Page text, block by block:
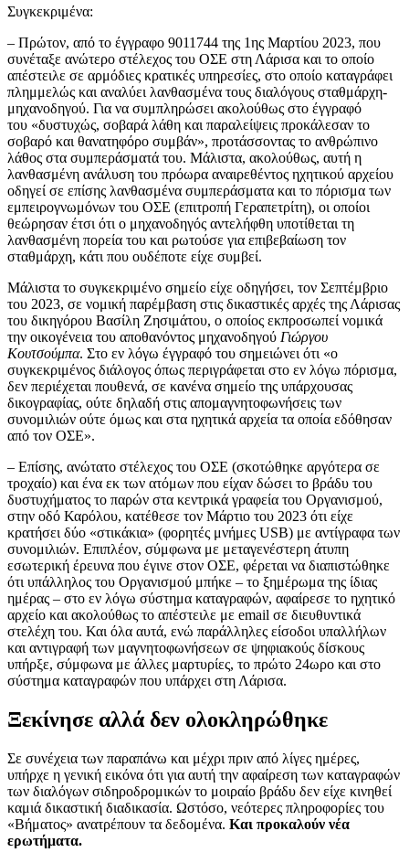
Συγκεκριμένα:
– Πρώτον, από το έγγραφο 9011744 της 1ης Μαρτίου 2023, που
συνέταξε ανώτερο στέλεχος του ΟΣΕ στη Λάρισα και το οποίο
απέστειλε σε αρμόδιες κρατικές υπηρεσίες, στο οποίο καταγράφει
πλημμελώς και αναλύει λανθασμένα τους διαλόγους σταθμάρχη-
μηχανοδηγού. Για να συμπληρώσει ακολούθως στο έγγραφό
του «δυστυχώς, σοβαρά λάθη και παραλείψεις προκάλεσαν το
σοβαρό και θανατηφόρο συμβάν», προτάσσοντας το ανθρώπινο
λάθος στα συμπεράσματά του. Μάλιστα, ακολούθως, αυτή η
λανθασμένη ανάλυση του πρόωρα αναιρεθέντος ηχητικού αρχείου
οδηγεί σε επίσης λανθασμένα συμπεράσματα και το πόρισμα των
εμπειρογνωμόνων του ΟΣΕ (επιτροπή Γεραπετρίτη), οι οποίοι
θεώρησαν έτσι ότι ο μηχανοδηγός αντελήφθη υποτίθεται τη
λανθασμένη πορεία του και ρωτούσε για επιβεβαίωση τον
σταθμάρχη, κάτι που ουδέποτε είχε συμβεί.
Μάλιστα το συγκεκριμένο σημείο είχε οδηγήσει, τον Σεπτέμβριο
του 2023, σε νομική παρέμβαση στις δικαστικές αρχές της Λάρισας
του δικηγόρου Βασίλη Ζησιμάτου, ο οποίος εκπροσωπεί νομικά
την οικογένεια του αποθανόντος μηχανοδηγού Γιώργου
Κουτσούμπα. Στο εν λόγω έγγραφό του σημειώνει ότι «ο
συγκεκριμένος διάλογος όπως περιγράφεται στο εν λόγω πόρισμα,
δεν περιέχεται πουθενά, σε κανένα σημείο της υπάρχουσας
δικογραφίας, ούτε δηλαδή στις απομαγνητοφωνήσεις των
συνομιλιών ούτε όμως και στα ηχητικά αρχεία τα οποία εδόθησαν
από τον ΟΣΕ».
– Επίσης, ανώτατο στέλεχος του ΟΣΕ (σκοτώθηκε αργότερα σε
τροχαίο) και ένα εκ των ατόμων που είχαν δώσει το βράδυ του
δυστυχήματος το παρών στα κεντρικά γραφεία του Οργανισμού,
στην οδό Καρόλου, κατέθεσε τον Μάρτιο του 2023 ότι είχε
κρατήσει δύο «στικάκια» (φορητές μνήμες USB) με αντίγραφα των
συνομιλιών. Επιπλέον, σύμφωνα με μεταγενέστερη άτυπη
εσωτερική έρευνα που έγινε στον ΟΣΕ, φέρεται να διαπιστώθηκε
ότι υπάλληλος του Οργανισμού μπήκε – το ξημέρωμα της ίδιας
ημέρας – στο εν λόγω σύστημα καταγραφών, αφαίρεσε το ηχητικό
αρχείο και ακολούθως το απέστειλε με email σε διευθυντικά
στελέχη του. Και όλα αυτά, ενώ παράλληλες είσοδοι υπαλλήλων
και αντιγραφή των μαγνητοφωνήσεων σε ψηφιακούς δίσκους
υπήρξε, σύμφωνα με άλλες μαρτυρίες, το πρώτο 24ωρο και στο
σύστημα καταγραφών που υπάρχει στη Λάρισα.
Ξεκίνησε αλλά δεν ολοκληρώθηκε
Σε συνέχεια των παραπάνω και μέχρι πριν από λίγες ημέρες,
υπήρχε η γενική εικόνα ότι για αυτή την αφαίρεση των καταγραφών
των διαλόγων σιδηροδρομικών το μοιραίο βράδυ δεν είχε κινηθεί
καμιά δικαστική διαδικασία. Ωστόσο, νεότερες πληροφορίες του
«Βήματος» ανατρέπουν τα δεδομένα. Και προκαλούν νέα
ερωτήματα.